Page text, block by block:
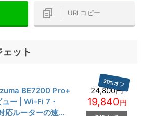
URLコピー
ット
BE7200 Pro+
ー | Wi-Fi 7・
応ルーターの速度
24,800円
20%オフ
19,840円